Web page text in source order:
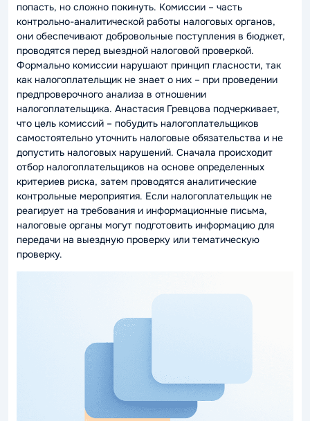
попасть, но сложно покинуть. Комиссии – часть
контрольно-аналитической работы налоговых органов,
они обеспечивают добровольные поступления в бюджет,
проводятся перед выездной налоговой проверкой.
Формально комиссии нарушают принцип гласности, так
как налогоплательщик не знает о них – при проведении
предпроверочного анализа в отношении
налогоплательщика. Анастасия Гревцова подчеркивает,
что цель комиссий – побудить налогоплательщиков
самостоятельно уточнить налоговые обязательства и не
допустить налоговых нарушений. Сначала происходит
отбор налогоплательщиков на основе определенных
критериев риска, затем проводятся аналитические
контрольные мероприятия. Если налогоплательщик не
реагирует на требования и информационные письма,
налоговые органы могут подготовить информацию для
передачи на выездную проверку или тематическую
проверку.